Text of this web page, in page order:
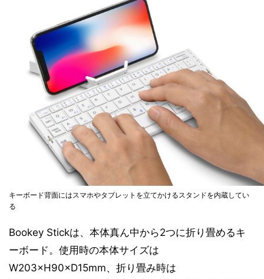
キーボード背面にはスマホやタブレットを立てかけるスタンドを内蔵してい
る
Bookey Stickは、本体真ん中から2つに折り畳めるキ
ーボード。使用時の本体サイズは
W203×H90×D15mm、折り畳み時は